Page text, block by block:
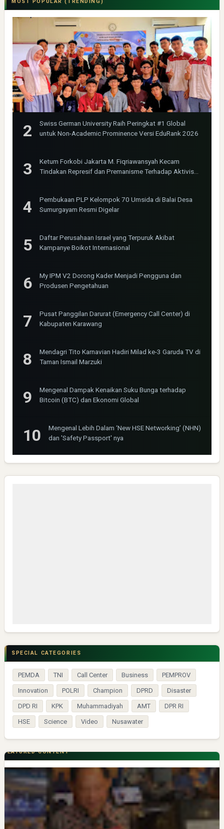
Swiss German University Raih Peringkat #1 Global
untuk Non-Academic Prominence Versi EduRank 2026
Ketum Forkobi Jakarta M. Fiqriawansyah Kecam
Tindakan Represif dan Premanisme Terhadap Aktivis
Pembukaan PLP Kelompok 70 Umsida di Balai Desa
Sumurgayam Resmi Digelar
Daftar Perusahaan Israel yang Terpuruk Akibat
Kampanye Boikot Internasional
My IPM V2 Dorong Kader Menjadi Pengguna dan
Produsen Pengetahuan
Pusat Panggilan Darurat (Emergency Call Center) di
Kabupaten Karawang
Mendagri Tito Karnavian Hadiri Milad ke-3 Garuda TV di
Taman Ismail Marzuki
Mengenal Dampak Kenaikan Suku Bunga terhadap
Bitcoin (BTC) dan Ekonomi Global
Mengenal Lebih Dalam ‘New HSE Networking’ (NHN)
dan 'Safety Passport' nya
SPECIAL CATEGORIES
PEMDA TNI Call Center Business PEMPROV
Innovation POLRI Champion DPRD Disaster
DPD RI KPK Muhammadiyah AMT DPR RI
HSE Science Video Nusawater
FEATURED CONTENT